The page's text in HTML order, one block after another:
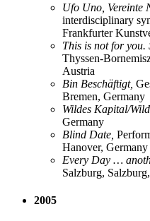
Ufo Uno, Vereinte
interdisciplinary
Frankfurter
This is not for you.
Thyssen-
Austria
Bin Beschäftigt,
Bremen, Germany
Wildes Kapital/
Germany
Blind Date,
Hanover, Germany
Every Day …
Salzburg,
2005